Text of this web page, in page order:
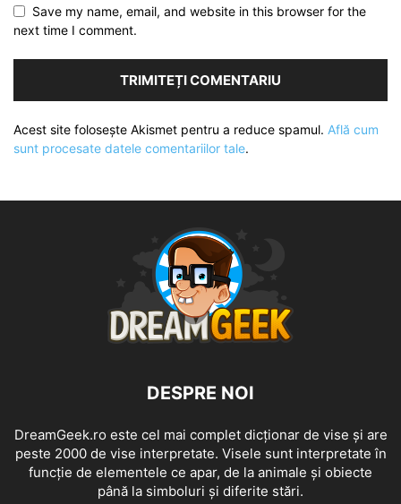
Save my name, email, and website in this browser for the
next time I comment.
Acest site folosește Akismet pentru a reduce spamul. Află cum
sunt procesate datele comentariilor tale.
DESPRE NOI
DreamGeek.ro este cel mai complet dicționar de vise și are
peste 2000 de vise interpretate. Visele sunt interpretate în
funcție de elementele ce apar, de la animale și obiecte
până la simboluri și diferite stări.